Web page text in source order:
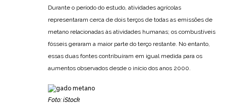
Durante o período do estudo, atividades agrícolas
representaram cerca de dois terços de todas as emissões de
metano relacionadas às atividades humanas; os combustíveis
fósseis geraram a maior parte do terço restante. No entanto,
essas duas fontes contribuíram em igual medida para os
aumentos observados desde o início dos anos 2000.
Foto: iStock